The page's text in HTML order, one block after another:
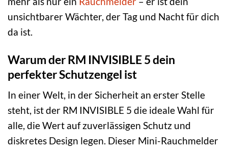
unsichtbarer Wächter, der Tag und Nacht für dich
da ist.
Warum der RM INVISIBLE 5 dein
perfekter Schutzengel ist
In einer Welt, in der Sicherheit an erster Stelle
steht, ist der RM INVISIBLE 5 die ideale Wahl für
alle, die Wert auf zuverlässigen Schutz und
diskretes Design legen. Dieser Mini-Rauchmelder